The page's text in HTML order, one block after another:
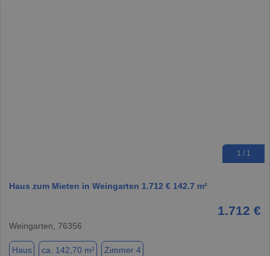
1 / 1
Haus zum Mieten in Weingarten 1.712 € 142.7 m²
1.712 €
Weingarten, 76356
Haus ca. 142,70 m² Zimmer 4